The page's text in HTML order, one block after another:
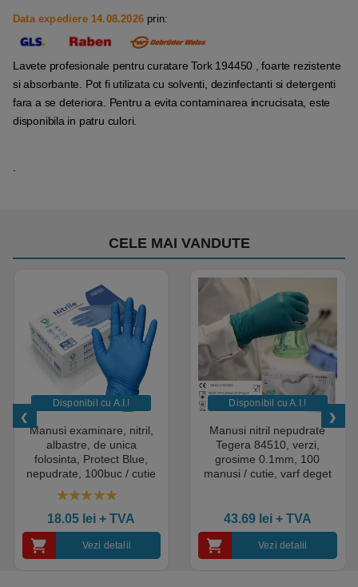
Data expediere 14.08.2026 prin:
Lavete profesionale pentru curatare Tork 194450 , foarte rezistente
si absorbante. Pot fi utilizata cu solventi, dezinfectanti si detergenti
fara a se deteriora. Pentru a evita contaminarea incrucisata, este
disponibila in patru culori.
CELE MAI VANDUTE
Disponibil cu A.I.​!
Manusi examinare, nitril,
albastre, de unica
folosinta, Protect Blue,
nepudrate, 100buc / cutie
pentru medical, HoReCa,
saloane si domeniul
industrial, calitate premium
18.05 lei + TVA
Vezi detalii
Disponibil cu A.I.​!
Manusi nitril nepudrate
Tegera 84510, verzi,
grosime 0.1mm, 100
manusi / cutie, varf deget
43.69 lei+ TVA
Vezi detalii